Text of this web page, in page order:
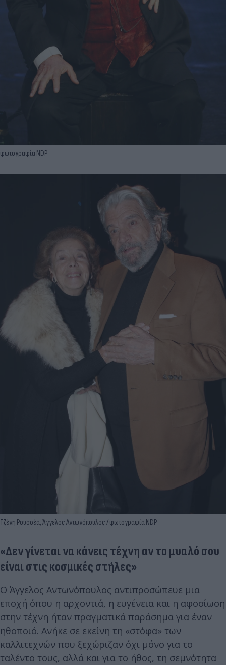
φωτογραφία NDP
Τζένη Ρουσσέα, Άγγελος Αντωνόπουλος / φωτογραφία NDP
«Δεν γίνεται να κάνεις τέχνη αν το μυαλό σου
είναι στις κοσμικές στήλες»
Ο Άγγελος Αντωνόπουλος αντιπροσώπευε μια
εποχή όπου η αρχοντιά, η ευγένεια και η αφοσίωση
στην τέχνη ήταν πραγματικά παράσημα για έναν
ηθοποιό. Ανήκε σε εκείνη τη «στόφα» των
καλλιτεχνών που ξεχώριζαν όχι μόνο για το
ταλέντο τους, αλλά και για το ήθος, τη σεμνότητα